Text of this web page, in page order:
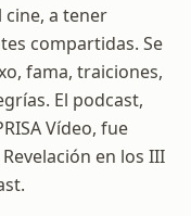
cine, a tener
compartidas. Se
fama, traiciones,
El podcast,
Vídeo, fue
en los III